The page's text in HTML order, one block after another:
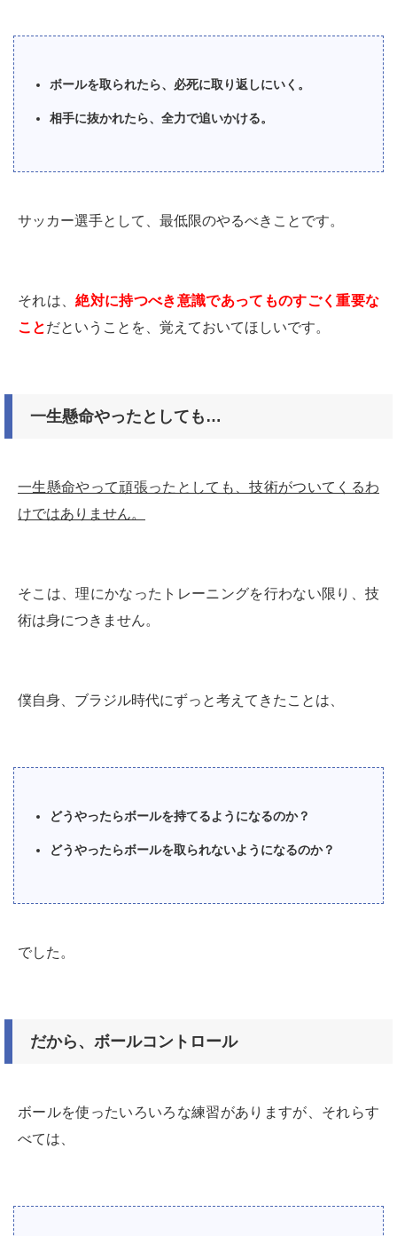
ボールを取られたら、必死に取り返しにいく。
相手に抜かれたら、全力で追いかける。
サッカー選手として、最低限のやるべきことです。
それは、絶対に持つべき意識であってものすごく重要な
ことだということを、覚えておいてほしいです。
一生懸命やったとしても…
一生懸命やって頑張ったとしても、技術がついてくるわ
けではありません。
そこは、理にかなったトレーニングを行わない限り、技
術は身につきません。
僕自身、ブラジル時代にずっと考えてきたことは、
どうやったらボールを持てるようになるのか？
どうやったらボールを取られないようになるのか？
でした。
だから、ボールコントロール
ボールを使ったいろいろな練習がありますが、それらす
べては、